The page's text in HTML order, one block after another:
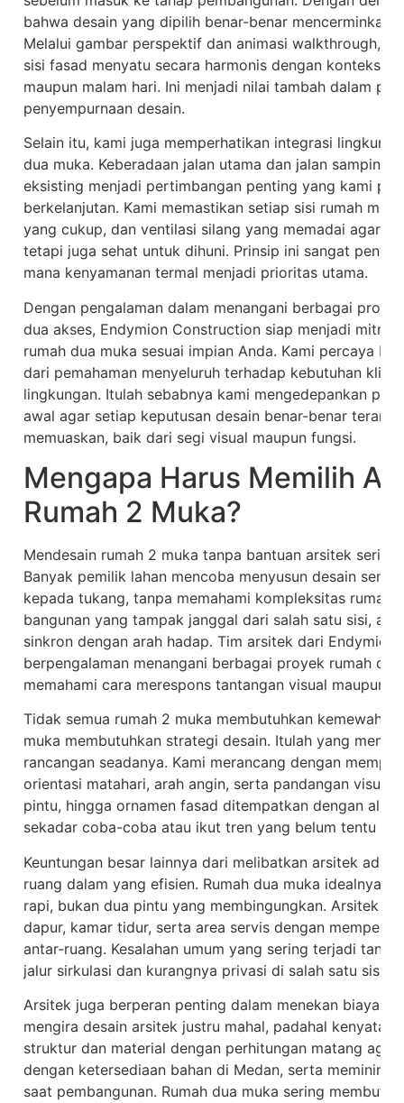
bahwa desain yang dipilih benar-benar mencerminkan
Melalui gambar perspektif dan animasi walkthrough,
sisi fasad menyatu secara harmonis dengan konteks
maupun malam hari. Ini menjadi nilai tambah dalam
penyempurnaan desain.
Selain itu, kami juga memperhatikan integrasi
dua muka. Keberadaan jalan utama dan jalan
eksisting menjadi pertimbangan penting yang kami
berkelanjutan. Kami memastikan setiap sisi rumah
yang cukup, dan ventilasi silang yang memadai agar
tetapi juga sehat untuk dihuni. Prinsip ini sangat
mana kenyamanan termal menjadi prioritas utama.
Dengan pengalaman dalam menangani berbagai
dua akses, Endymion Construction siap menjadi mitra
rumah dua muka sesuai impian Anda. Kami percaya
dari pemahaman menyeluruh terhadap kebutuhan
lingkungan. Itulah sebabnya kami mengedepankan
awal agar setiap keputusan desain benar-benar
memuaskan, baik dari segi visual maupun fungsi.
Mengapa Harus Memilih
Rumah 2 Muka?
Mendesain rumah 2 muka tanpa bantuan arsitek
Banyak pemilik lahan mencoba menyusun desain
kepada tukang, tanpa memahami kompleksitas rumah
bangunan yang tampak janggal dari salah satu sisi,
sinkron dengan arah hadap. Tim arsitek dari
berpengalaman menangani berbagai proyek rumah di
memahami cara merespons tantangan visual maupun
Tidak semua rumah 2 muka membutuhkan
muka membutuhkan strategi desain. Itulah yang
rancangan seadanya. Kami merancang dengan
orientasi matahari, arah angin, serta pandangan visual
pintu, hingga ornamen fasad ditempatkan dengan
sekadar coba-coba atau ikut tren yang belum tentu
Keuntungan besar lainnya dari melibatkan arsitek
ruang dalam yang efisien. Rumah dua muka idealnya
rapi, bukan dua pintu yang membingungkan. Arsitek
dapur, kamar tidur, serta area servis dengan
antar-ruang. Kesalahan umum yang sering terjadi
jalur sirkulasi dan kurangnya privasi di salah satu sisi.
Arsitek juga berperan penting dalam menekan biaya
mengira desain arsitek justru mahal, padahal
struktur dan material dengan perhitungan matang agar
dengan ketersediaan bahan di Medan, serta
saat pembangunan. Rumah dua muka sering